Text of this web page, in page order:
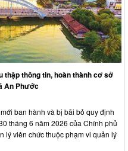
thập thông tin, hoàn thành cơ sở
An Phước
ban hành và bị bãi bỏ quy định
tháng 6 năm 2026 của Chính phủ
lý viên chức thuộc phạm vi quản lý